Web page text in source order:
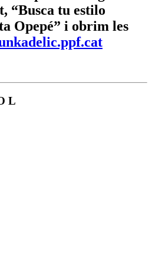
“Busca tu estilo
Opepé” i obrim les
L